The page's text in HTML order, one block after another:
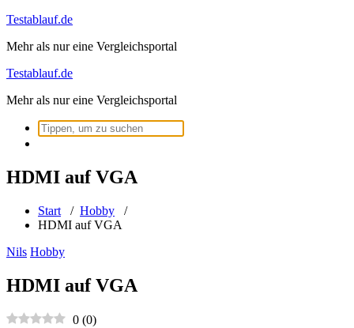
Zum
springen
Testablauf.de
Mehr als nur eine Vergleichsportal
Testablauf.de
Mehr als nur eine Vergleichsportal
Suchen
nach:
HDMI auf VGA
Start / Hobby /
HDMI auf VGA
Nils Hobby
HDMI auf VGA
0 (0)